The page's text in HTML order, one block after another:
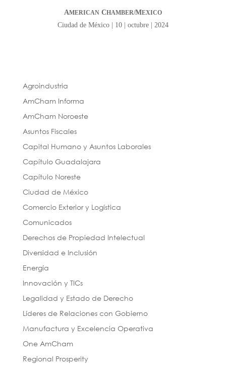
AMERICANCHAMBER/MEXICO
Ciudad de México | 10 | octubre | 2024
Agroindustria
AmCham Informa
AmCham Noroeste
Asuntos Fiscales
Capital Humano y Asuntos Laborales
Capítulo Guadalajara
Capítulo Noreste
Ciudad de México
Comercio Exterior y Logística
Comunicados
Derechos de Propiedad Intelectual
Diversidad e Inclusión
Energía
Innovación y TICs
Legalidad y Estado de Derecho
Líderes de Relaciones con Gobierno
Manufactura y Excelencia Operativa
One AmCham
Regional Prosperity